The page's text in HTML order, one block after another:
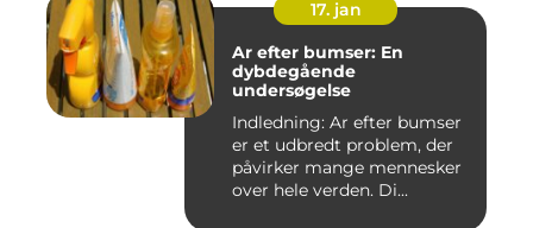
17. jan
Ar efter bumser: En
dybdegående
undersøgelse
Indledning: Ar efter bumser
er et udbredt problem, der
påvirker mange mennesker
over hele verden. Di...